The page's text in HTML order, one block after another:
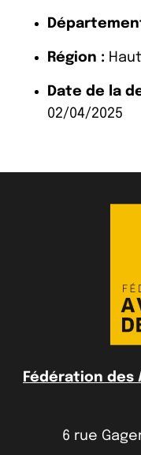
Région :
Date de la
02/04/2025
Fédération des
6 rue